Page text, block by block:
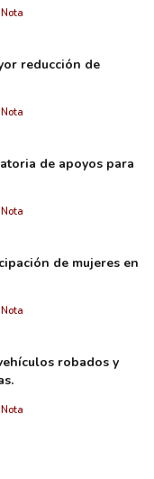
reducción de
de apoyos para
de mujeres en
robados y